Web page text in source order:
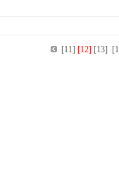
[11] [12] [13]